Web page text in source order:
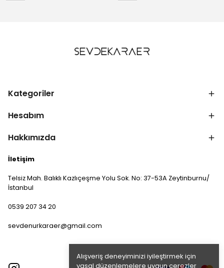
Alışveriş deneyiminizi iyileştirmek için
yasal düzenlemelere uygun çerezler
Kategoriler
Hesabım
Hakkımızda
İletişim
Telsiz Mah. Balıklı Kazlıçeşme Yolu Sok. No: 37-53A Zeytinburnu/
İstanbul
0539 207 34 20
sevdenurkaraer@gmail.com